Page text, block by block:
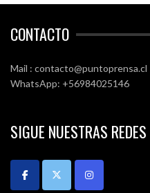
CONTACTO
Mail : contacto@puntoprensa.cl
WhatsApp: +56984025146
SIGUE NUESTRAS